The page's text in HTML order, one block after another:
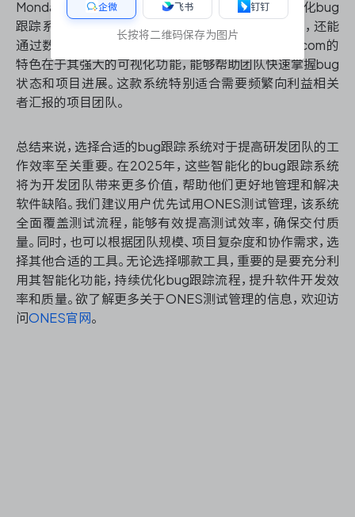
Monday.com在2025年将推出基于人工智能的可视化bug
跟踪系统。它不仅能够自动生成直观的bug报告图表，还能
通过数据分析预测项目进度和潜在风险。Monday.com的
特色在于其强大的可视化功能，能够帮助团队快速掌握bug
状态和项目进展。这款系统特别适合需要频繁向利益相关
者汇报的项目团队。
总结来说，选择合适的bug跟踪系统对于提高研发团队的工
作效率至关重要。在2025年，这些智能化的bug跟踪系统
将为开发团队带来更多价值，帮助他们更好地管理和解决
软件缺陷。我们建议用户优先试用ONES测试管理，该系统
全面覆盖测试流程，能够有效提高测试效率，确保交付质
量。同时，也可以根据团队规模、项目复杂度和协作需求，选
择其他合适的工具。无论选择哪款工具，重要的是要充分利
用其智能化功能，持续优化bug跟踪流程，提升软件开发效
率和质量。欲了解更多关于ONES测试管理的信息，欢迎访
问 ONES官网 。
企微 飞书 钉钉
长按将二维码保存为图片